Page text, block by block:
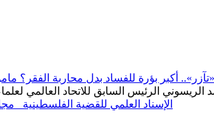
أكبر بؤرة للفساد بدل محاربة الفقر؟
الإسناد العلمي للقضية الفلسطينية_